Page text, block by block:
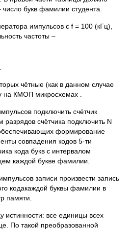
букв фамилии студента.
импульсов с f = 100 (кГц),
частоты –
чётные (как в данном случае
на КМОП микросхемах .
подключить счётчик
счётчика подключить N
формирование
совпадения кодов 5-ти
кода букв с интервалом
каждой букве фамилии.
записи произвести запись
кодакаждой буквы фамилии в
памяти.
истинности: все единицы всех
По такой преобразованной